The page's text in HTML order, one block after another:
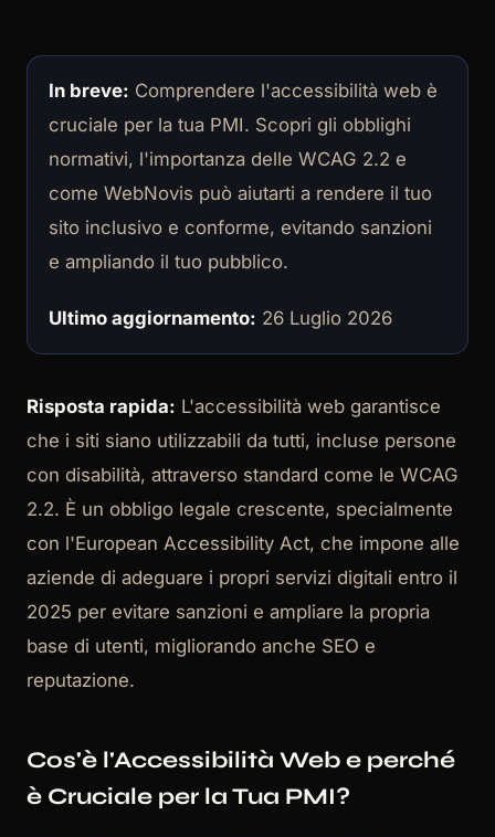
In breve: Comprendere l'accessibilità web è
cruciale per la tua PMI. Scopri gli obblighi
normativi, l'importanza delle WCAG 2.2 e
come WebNovis può aiutarti a rendere il tuo
sito inclusivo e conforme, evitando sanzioni
e ampliando il tuo pubblico.
Ultimo aggiornamento: 26 Luglio 2026
Risposta rapida: L'accessibilità web garantisce
che i siti siano utilizzabili da tutti, incluse persone
con disabilità, attraverso standard come le WCAG
2.2. È un obbligo legale crescente, specialmente
con l'European Accessibility Act, che impone alle
aziende di adeguare i propri servizi digitali entro il
2025 per evitare sanzioni e ampliare la propria
base di utenti, migliorando anche SEO e
reputazione.
Cos'è l'Accessibilità Web e perché
è Cruciale per la Tua PMI?